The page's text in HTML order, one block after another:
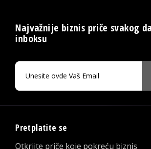
Najvažnije biznis priče svakog
inboksu
Pretplatite se
Otkrijte priče koje pokreću biznis